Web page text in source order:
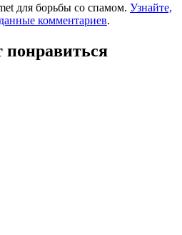
для борьбы со спамом. Узнайте,
комментариев.